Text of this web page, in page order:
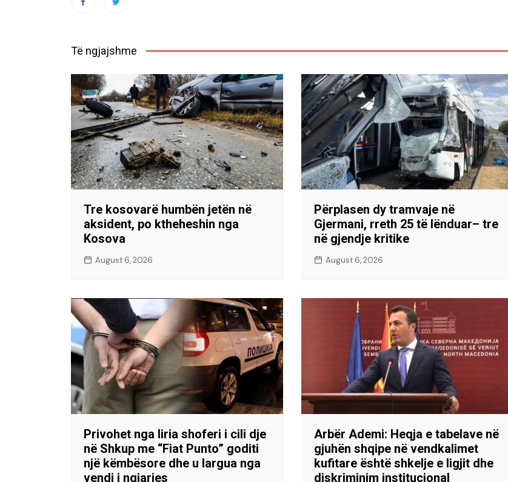
Të ngjajshme
Tre kosovarë humbën jetën në
aksident, po ktheheshin nga
Kosova
August 6, 2026
Përplasen dy tramvaje në
Gjermani, rreth 25 të lënduar– tre
në gjendje kritike
August 6, 2026
Privohet nga liria shoferi i cili dje
në Shkup me “Fiat Punto” goditi
një këmbësore dhe u largua nga
vendi i ngjarjes
Arbër Ademi: Heqja e tabelave në
gjuhën shqipe në vendkalimet
kufitare është shkelje e ligjit dhe
diskriminim institucional